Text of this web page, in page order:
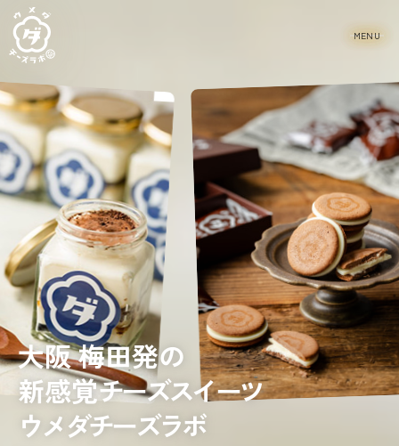
大阪 梅田発の
新感覚チーズスイーツ
ウメダチーズラボ